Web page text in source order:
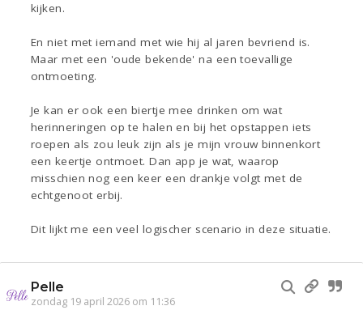
kijken.
En niet met iemand met wie hij al jaren bevriend is.
Maar met een 'oude bekende' na een toevallige
ontmoeting.
Je kan er ook een biertje mee drinken om wat
herinneringen op te halen en bij het opstappen iets
roepen als zou leuk zijn als je mijn vrouw binnenkort
een keertje ontmoet. Dan app je wat, waarop
misschien nog een keer een drankje volgt met de
echtgenoot erbij.
Dit lijkt me een veel logischer scenario in deze situatie.
Pelle
zondag 19 april 2026 om 11:36